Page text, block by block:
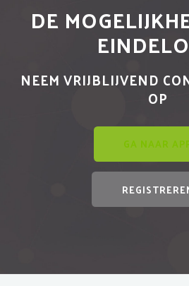
DE
NEEM VRIJBLIJVEND
OP
GA NAAR